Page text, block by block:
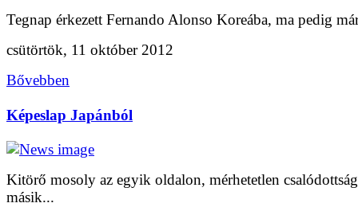
Tegnap érkezett Fernando Alonso Koreába, ma pedig
csütörtök, 11 október 2012
Bővebben
Képeslap Japánból
Kitörő mosoly az egyik oldalon, mérhetetlen
másik...